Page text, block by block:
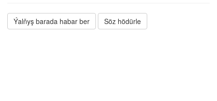
Ýalňyş barada habar ber Söz hödürle